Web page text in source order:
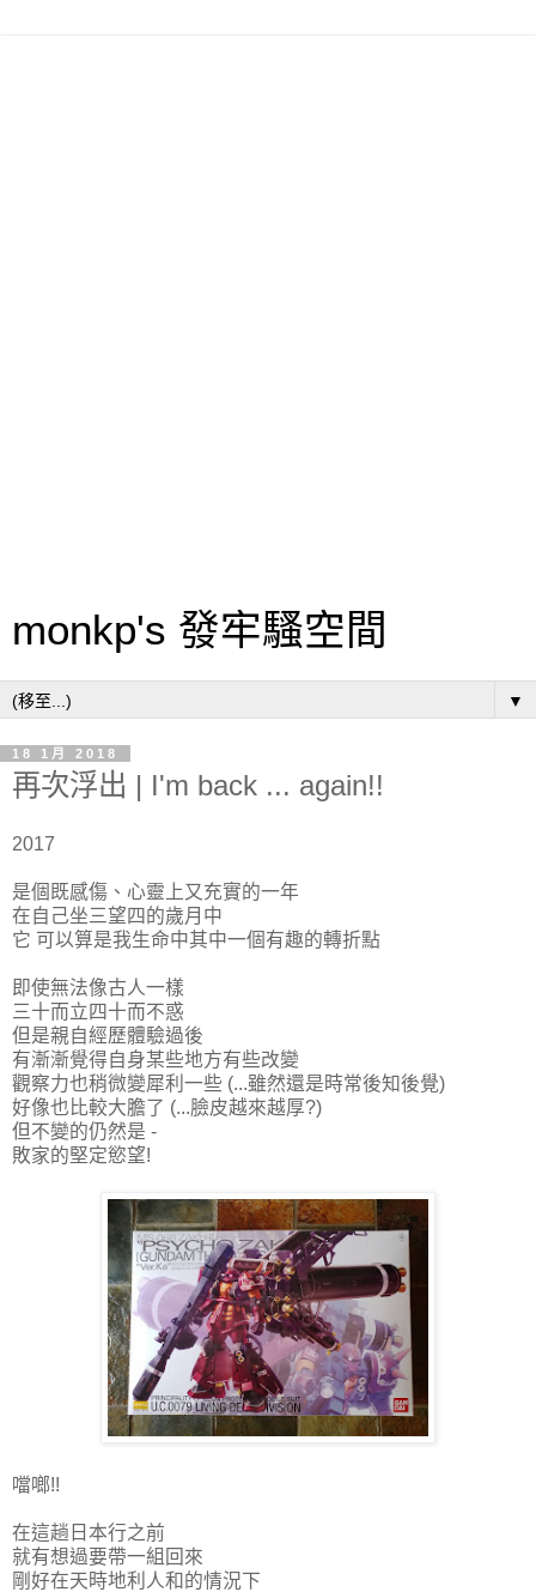
monkp's 發牢騷空間
▼
18 1月 2018
再次浮出 | I'm back ... again!!
2017
是個既感傷、心靈上又充實的一年
在自己坐三望四的歲月中
它 可以算是我生命中其中一個有趣的轉折點
即使無法像古人一樣
三十而立四十而不惑
但是親自經歷體驗過後
有漸漸覺得自身某些地方有些改變
觀察力也稍微變犀利一些 (...雖然還是時常後知後覺)
好像也比較大膽了 (...臉皮越來越厚?)
但不變的仍然是 -
敗家的堅定慾望!
噹啷!!
在這趟日本行之前
就有想過要帶一組回來
剛好在天時地利人和的情況下